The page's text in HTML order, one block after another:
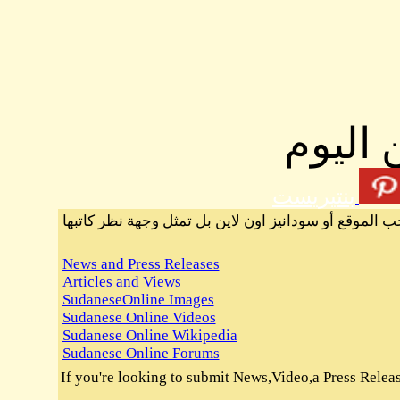
اليوم
بنتيريست
الموقع أو سودانيز اون لاين بل تمثل وجهة نظر كاتبها
News and Press Releases
Articles and Views
SudaneseOnline Images
Sudanese Online Videos
Sudanese Online Wikipedia
Sudanese Online Forums
If you're looking to submit News,Video,a Press